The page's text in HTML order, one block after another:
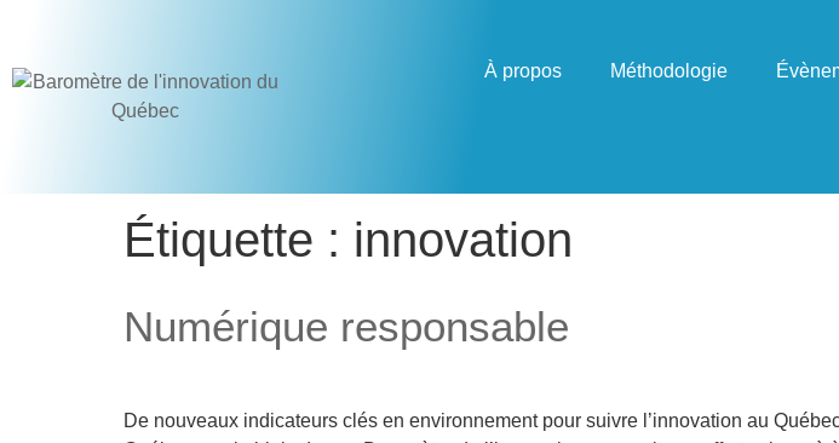
À propos Méthodologie
Étiquette : innovation
Numérique responsable
De nouveaux indicateurs clés en environnement pour suivre l’innovation au